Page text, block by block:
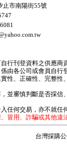
止市南陽街55號
行刊登資料之供應商
由各公司或會員自行
性、正確性、完整
並審慎判斷是否採
任何交易，亦不就任
冒用、詐騙或其他違
台灣採購